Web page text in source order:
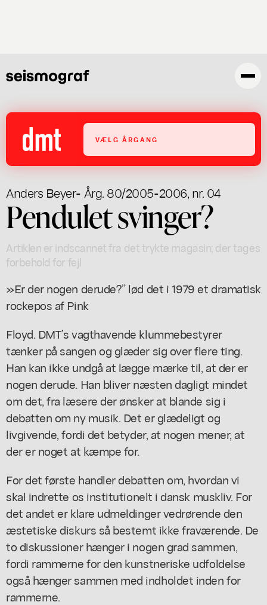
VÆLG ÅRGANG
Anders Beyer- Årg. 80/2005-2006, nr. 04
Pendulet svinger?
Artiklen er indscannet fra det trykte magasin; der tages
forbehold for fejl
»Er der nogen derude?” lød det i 1979 et dramatisk
rockepos af Pink
Floyd. DMT’s vagthavende klummebestyrer
tænker på sangen og glæder sig over flere ting.
Han kan ikke undgå at lægge mærke til, at der er
nogen derude. Han bliver næsten dagligt mindet
om det, fra læsere der ønsker at blande sig i
debatten om ny musik. Det er glædeligt og
livgivende, fordi det betyder, at nogen mener, at
der er noget at kæmpe for.
For det første handler debatten om, hvordan vi
skal indrette os institutionelt i dansk muskliv. For
det andet er klare udmeldinger vedrørende den
æstetiske diskurs så bestemt ikke fraværende. De
to diskussioner hænger i nogen grad sammen,
fordi rammerne for den kunstneriske udfoldelse
også hænger sammen med indholdet inden for
rammerne.